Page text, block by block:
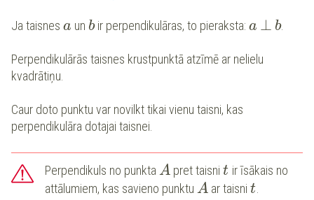
Ja taisnes a un bir perpendikulāras, to pieraksta:a ⊥ b.
Perpendikulārās taisnes krustpunktā atzīmē ar nelielu
kvadrātiņu.
Caur doto punktu var novilkt tikai vienu taisni, kas
perpendikulāra dotajai taisnei.
Perpendikuls no punktaA pret taisnit ir īsākais no
attālumiem, kas savieno punktu A ar taisnit